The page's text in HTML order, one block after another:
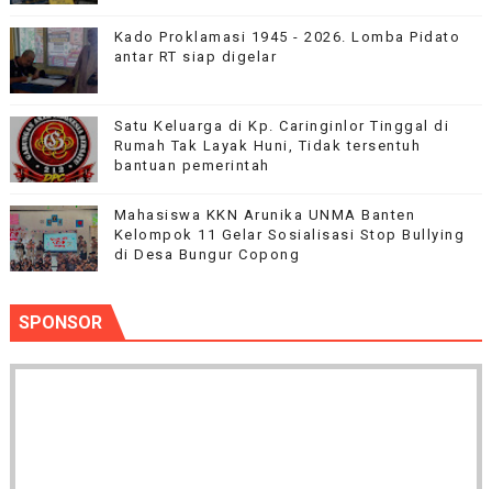
Kado Proklamasi 1945 - 2026. Lomba Pidato
antar RT siap digelar
Satu Keluarga di Kp. Caringinlor Tinggal di
Rumah Tak Layak Huni, Tidak tersentuh
bantuan pemerintah
Mahasiswa KKN Arunika UNMA Banten
Kelompok 11 Gelar Sosialisasi Stop Bullying
di Desa Bungur Copong
SPONSOR